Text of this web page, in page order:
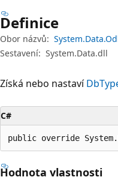
Definice
Obor názvů:
Sestavení: System.Data.dll
Získá nebo nastaví
C#
public override
Hodnota vlastnosti